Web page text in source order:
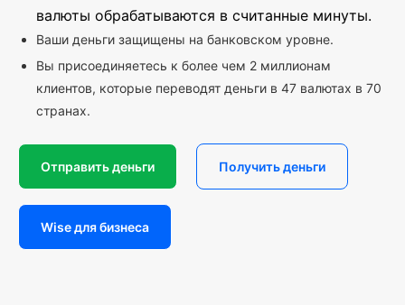
валюты обрабатываются в считанные минуты.
Ваши деньги защищены на банковском уровне.
Вы присоединяетесь к более чем 2 миллионам
клиентов, которые переводят деньги в 47 валютах в 70
странах.
Отправить деньги Получить деньги
Wise для бизнеса